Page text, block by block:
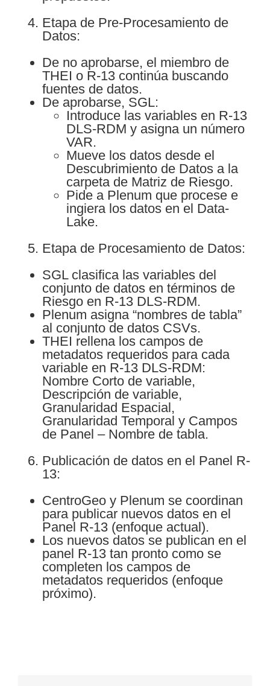
Etapa de Pre-Procesamiento de
Datos:
De no aprobarse, el miembro de
THEI o R-13 continúa buscando
fuentes de datos.
De aprobarse, SGL:
Introduce las variables en R-13
DLS-RDM y asigna un número
VAR.
Mueve los datos desde el
Descubrimiento de Datos a la
carpeta de Matriz de Riesgo.
Pide a Plenum que procese e
ingiera los datos en el Data-
Lake.
Etapa de Procesamiento de Datos:
SGL clasifica las variables del
conjunto de datos en términos de
Riesgo en R-13 DLS-RDM.
Plenum asigna “nombres de tabla”
al conjunto de datos CSVs.
THEI rellena los campos de
metadatos requeridos para cada
variable en R-13 DLS-RDM:
Nombre Corto de variable,
Descripción de variable,
Granularidad Espacial,
Granularidad Temporal y Campos
de Panel – Nombre de tabla.
Publicación de datos en el Panel R-
13:
CentroGeo y Plenum se coordinan
para publicar nuevos datos en el
Panel R-13 (enfoque actual).
Los nuevos datos se publican en el
panel R-13 tan pronto como se
completen los campos de
metadatos requeridos (enfoque
próximo).